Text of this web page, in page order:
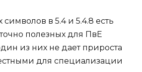
в 5.4 и 5.4.8 есть
полезных для ПвЕ
из них не дает прироста
для специализации